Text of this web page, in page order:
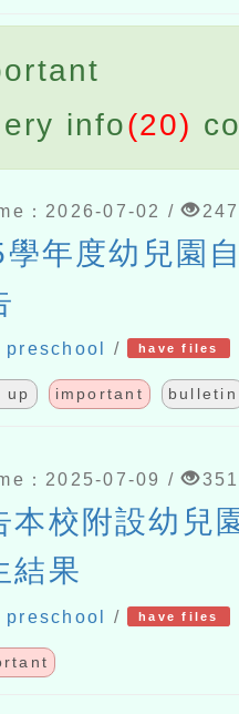
115年表揚
選拔活動」
日(星期六)辦
列活動—儒
景藝術節教
info(20)
：2026-07-02 / 247
年度幼兒園
preschool / have files
up important bulletin
：2025-07-09 / 351
本校附設幼兒
結果
preschool / have files